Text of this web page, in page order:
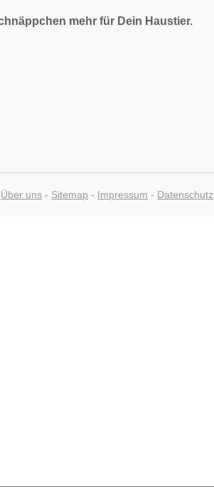
mehr für Dein Haustier.
Über uns - Sitemap - Impressum - Datenschutz